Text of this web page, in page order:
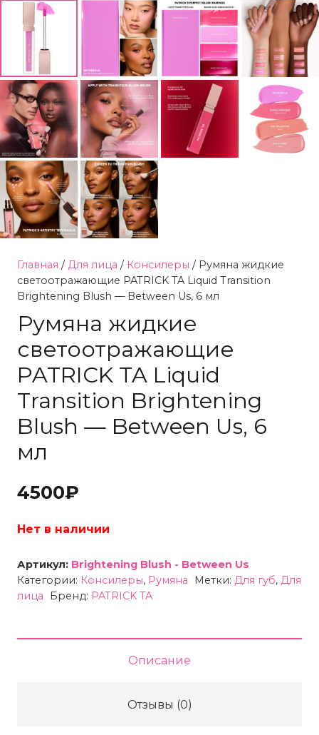
Главная / Для лица / Консилеры / Румяна жидкие
светоотражающие PATRICK TA Liquid Transition
Brightening Blush — Between Us, 6 мл
Румяна жидкие
светоотражающие
PATRICK TA Liquid
Transition Brightening
Blush — Between Us, 6
мл
4500₽
Нет в наличии
Артикул: Brightening Blush - Between Us
Категории: Консилеры, Румяна Метки: Для губ, Для
лица
Бренд: PATRICK TA
Описание
Отзывы (0)